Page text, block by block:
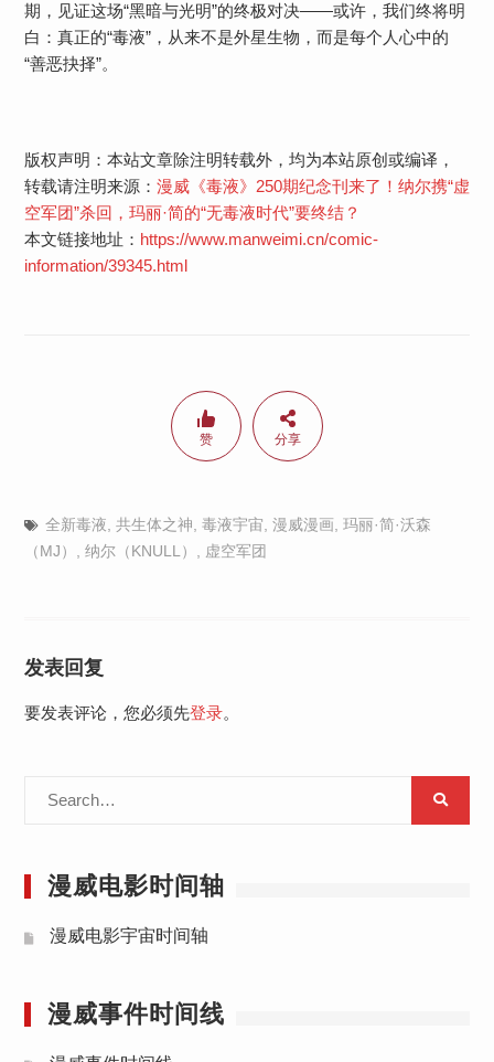
期，见证这场“黑暗与光明”的终极对决——或许，我们终将明
白：真正的“毒液”，从来不是外星生物，而是每个人心中的
“善恶抉择”。
版权声明：本站文章除注明转载外，均为本站原创或编译，
转载请注明来源： 漫威《毒液》250期纪念刊来了！纳尔携“虚
空军团”杀回，玛丽·简的“无毒液时代”要终结？​
本文链接地址： https://www.manweimi.cn/comic-
information/39345.html
赞 分享
全新毒液 共生体之神 毒液宇宙 漫威漫画, 玛丽·简·沃森
（MJ）
纳尔（KNULL） 虚空军团
发表回复
要发表评论，您必须先登录。
漫威电影时间轴
漫威电影宇宙时间轴
漫威事件时间线